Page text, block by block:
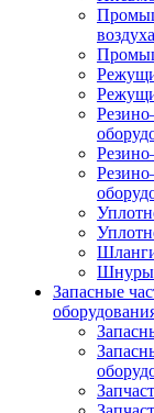
воздуха
Шнуры
Запасные